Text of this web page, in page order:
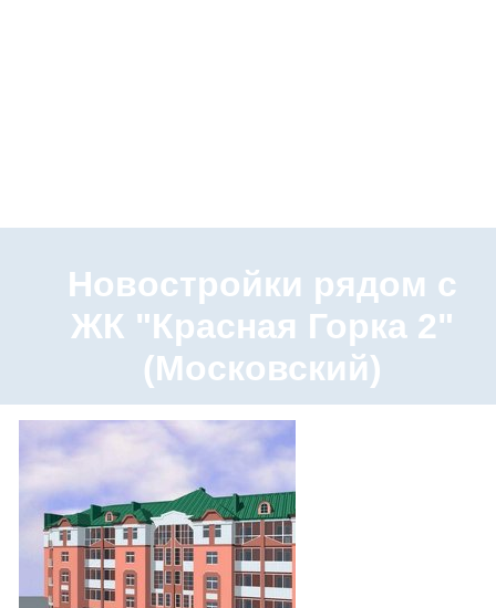
Новостройки рядом с
ЖК "Красная Горка 2"
(Московский)